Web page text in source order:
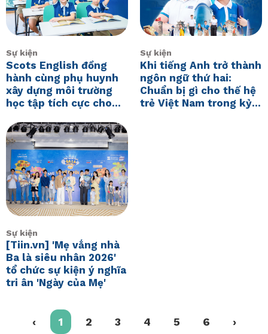
Sự kiện
Scots English đồng
hành cùng phụ huynh
xây dựng môi trường
học tập tích cực cho
Sự kiện
Khi tiếng Anh trở thành
ngôn ngữ thứ hai:
Chuẩn bị gì cho thế hệ
trẻ Việt Nam trong kỷ
Sự kiện
[Tiin.vn] 'Mẹ vắng nhà
Ba là siêu nhân 2026'
tổ chức sự kiện ý nghĩa
tri ân 'Ngày của Mẹ'
‹ 1 2 3 4 5 6 ›